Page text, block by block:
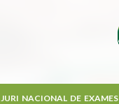
JURI NACIONAL DE EXAMES